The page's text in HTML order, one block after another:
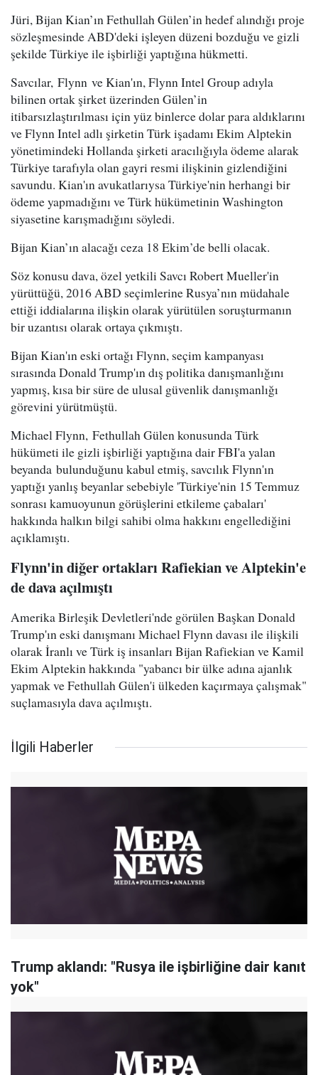
Jüri, Bijan Kian’ın Fethullah Gülen’in hedef alındığı proje
sözleşmesinde ABD'deki işleyen düzeni bozduğu ve gizli
şekilde Türkiye ile işbirliği yaptığına hükmetti.
Savcılar, Flynn ve Kian'ın, Flynn Intel Group adıyla
bilinen ortak şirket üzerinden Gülen’in
itibarsızlaştırılması için yüz binlerce dolar para aldıklarını
ve Flynn Intel adlı şirketin Türk işadamı Ekim Alptekin
yönetimindeki Hollanda şirketi aracılığıyla ödeme alarak
Türkiye tarafıyla olan gayri resmi ilişkinin gizlendiğini
savundu. Kian'ın avukatlarıysa Türkiye'nin herhangi bir
ödeme yapmadığını ve Türk hükümetinin Washington
siyasetine karışmadığını söyledi.
Bijan Kian’ın alacağı ceza 18 Ekim’de belli olacak.
Söz konusu dava, özel yetkili Savcı Robert Mueller'in
yürüttüğü, 2016 ABD seçimlerine Rusya’nın müdahale
ettiği iddialarına ilişkin olarak yürütülen soruşturmanın
bir uzantısı olarak ortaya çıkmıştı.
Bijan Kian'ın eski ortağı Flynn, seçim kampanyası
sırasında Donald Trump'ın dış politika danışmanlığını
yapmış, kısa bir süre de ulusal güvenlik danışmanlığı
görevini yürütmüştü.
Michael Flynn, Fethullah Gülen konusunda Türk
hükümeti ile gizli işbirliği yaptığına dair FBI'a yalan
beyanda bulunduğunu kabul etmiş, savcılık Flynn'ın
yaptığı yanlış beyanlar sebebiyle 'Türkiye'nin 15 Temmuz
sonrası kamuoyunun görüşlerini etkileme çabaları'
hakkında halkın bilgi sahibi olma hakkını engellediğini
açıklamıştı.
Flynn'in diğer ortakları Rafiekian ve Alptekin'e
de dava açılmıştı
Amerika Birleşik Devletleri'nde görülen Başkan Donald
Trump'ın eski danışmanı Michael Flynn davası ile ilişkili
olarak İranlı ve Türk iş insanları Bijan Rafiekian ve Kamil
Ekim Alptekin hakkında "yabancı bir ülke adına ajanlık
yapmak ve Fethullah Gülen'i ülkeden kaçırmaya çalışmak"
suçlamasıyla dava açılmıştı.
İlgili Haberler
Trump aklandı: "Rusya ile işbirliğine dair kanıt
yok"